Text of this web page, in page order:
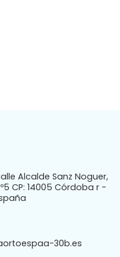
Alcalde Sanz Noguer,
CP: 14005 Córdoba r -
30b.es